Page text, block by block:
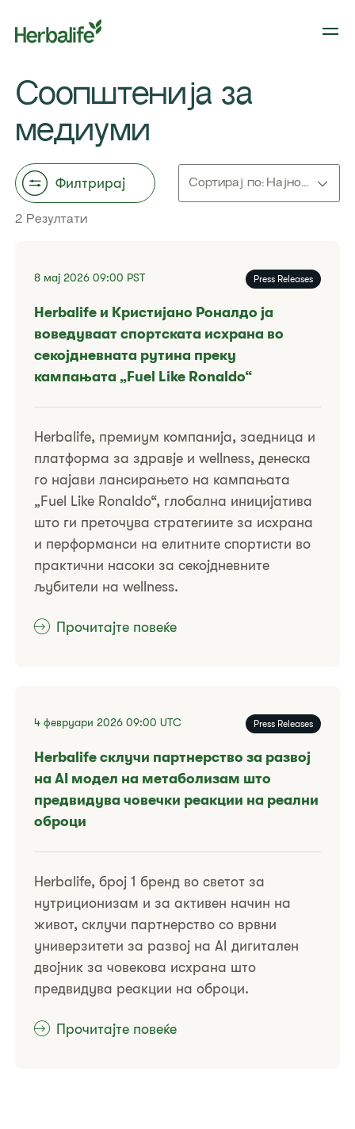
Соопштенија за
медиуми
Филтрирај
2 Резултати
Сортирај по: Најнови прво
Филтрирај соопштение
Датум
Избери месец
8 мај 202609:00 PST Press Releases
Herbalife и Кристијано Роналдо ја
воведуваат спортската исхрана во
секојдневната рутина преку
кампањата „Fuel Like Ronaldo“
Herbalife, премиум компанија, заедница и
платформа за здравје и wellness, денеска
го најави лансирањето на кампањата
„Fuel Like Ronaldo“, глобална иницијатива
што ги преточува стратегиите за исхрана
и перформанси на елитните спортисти во
практични насоки за секојдневните
љубители на wellness.
Прочитајте повеќе
4 февруари 202609:00 UTC Press Releases
Herbalife склучи партнерство за развој
на AI модел на метаболизам што
предвидува човечки реакции на реални
оброци
Herbalife, број 1 бренд во светот за
нутриционизам и за активен начин на
живот, склучи партнерство со врвни
универзитети за развој на AI дигитален
двојник за човекова исхрана што
предвидува реакции на оброци.
Прочитајте повеќе